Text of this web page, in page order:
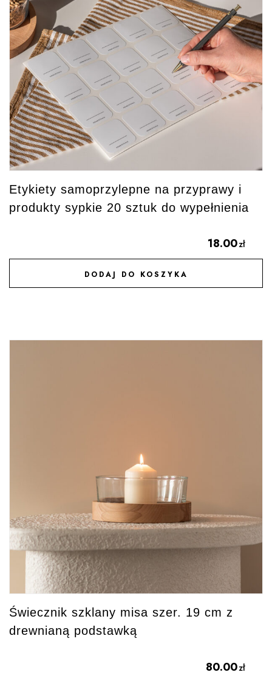
Etykiety samoprzylepne na przyprawy i
produkty sypkie 20 sztuk do wypełnienia
18.00zł
DODAJ DO KOSZYKA
DODAJ DO ULUBIONYCH
Świecznik szklany misa szer. 19 cm z
drewnianą podstawką
80.00zł